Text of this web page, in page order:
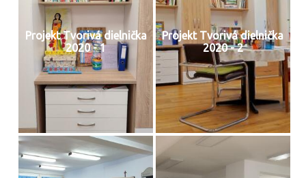
Projekt Tvorivá dielnička
2020 - 1
Projekt Tvorivá dielnička
2020 - 2